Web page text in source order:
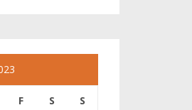
F S S